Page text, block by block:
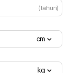
(tahun)
cm
kg